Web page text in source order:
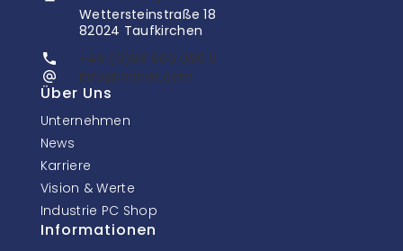
Wettersteinstraße 18
82024 Taufkirchen
+49 (0)89 666 096 0
info@inonet.com
Über Uns
Unternehmen
News
Karriere
Vision & Werte
Industrie PC Shop
Informationen